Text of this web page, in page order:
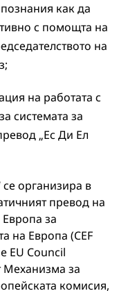
как да
с помощта на
на
на работата с
системата за
„Ес Ди Ел
организира в
превод на
за
на Европа (CEF
EU Council
Механизма за
комисия,